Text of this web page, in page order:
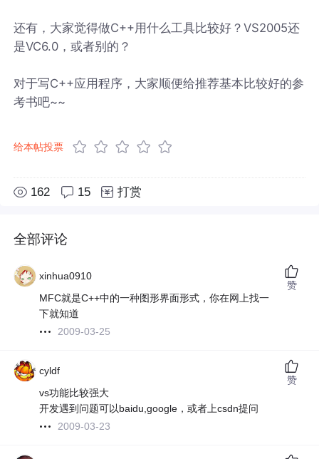
还有，大家觉得做C++用什么工具比较好？VS2005还
是VC6.0，或者别的？
对于写C++应用程序，大家顺便给推荐基本比较好的参
考书吧~~
给本帖投票
162 15 打赏
全部评论
xinhua0910
MFC就是C++中的一种图形界面形式，你在网上找一
下就知道
2009-03-25
赞
cyldf
vs功能比较强大
开发遇到问题可以baidu,google，或者上csdn提问
2009-03-23
赞